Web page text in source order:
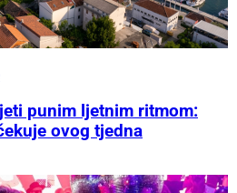
punim ljetnim ritmom:
ovog tjedna